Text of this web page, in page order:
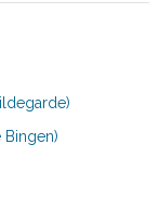
Bingen)